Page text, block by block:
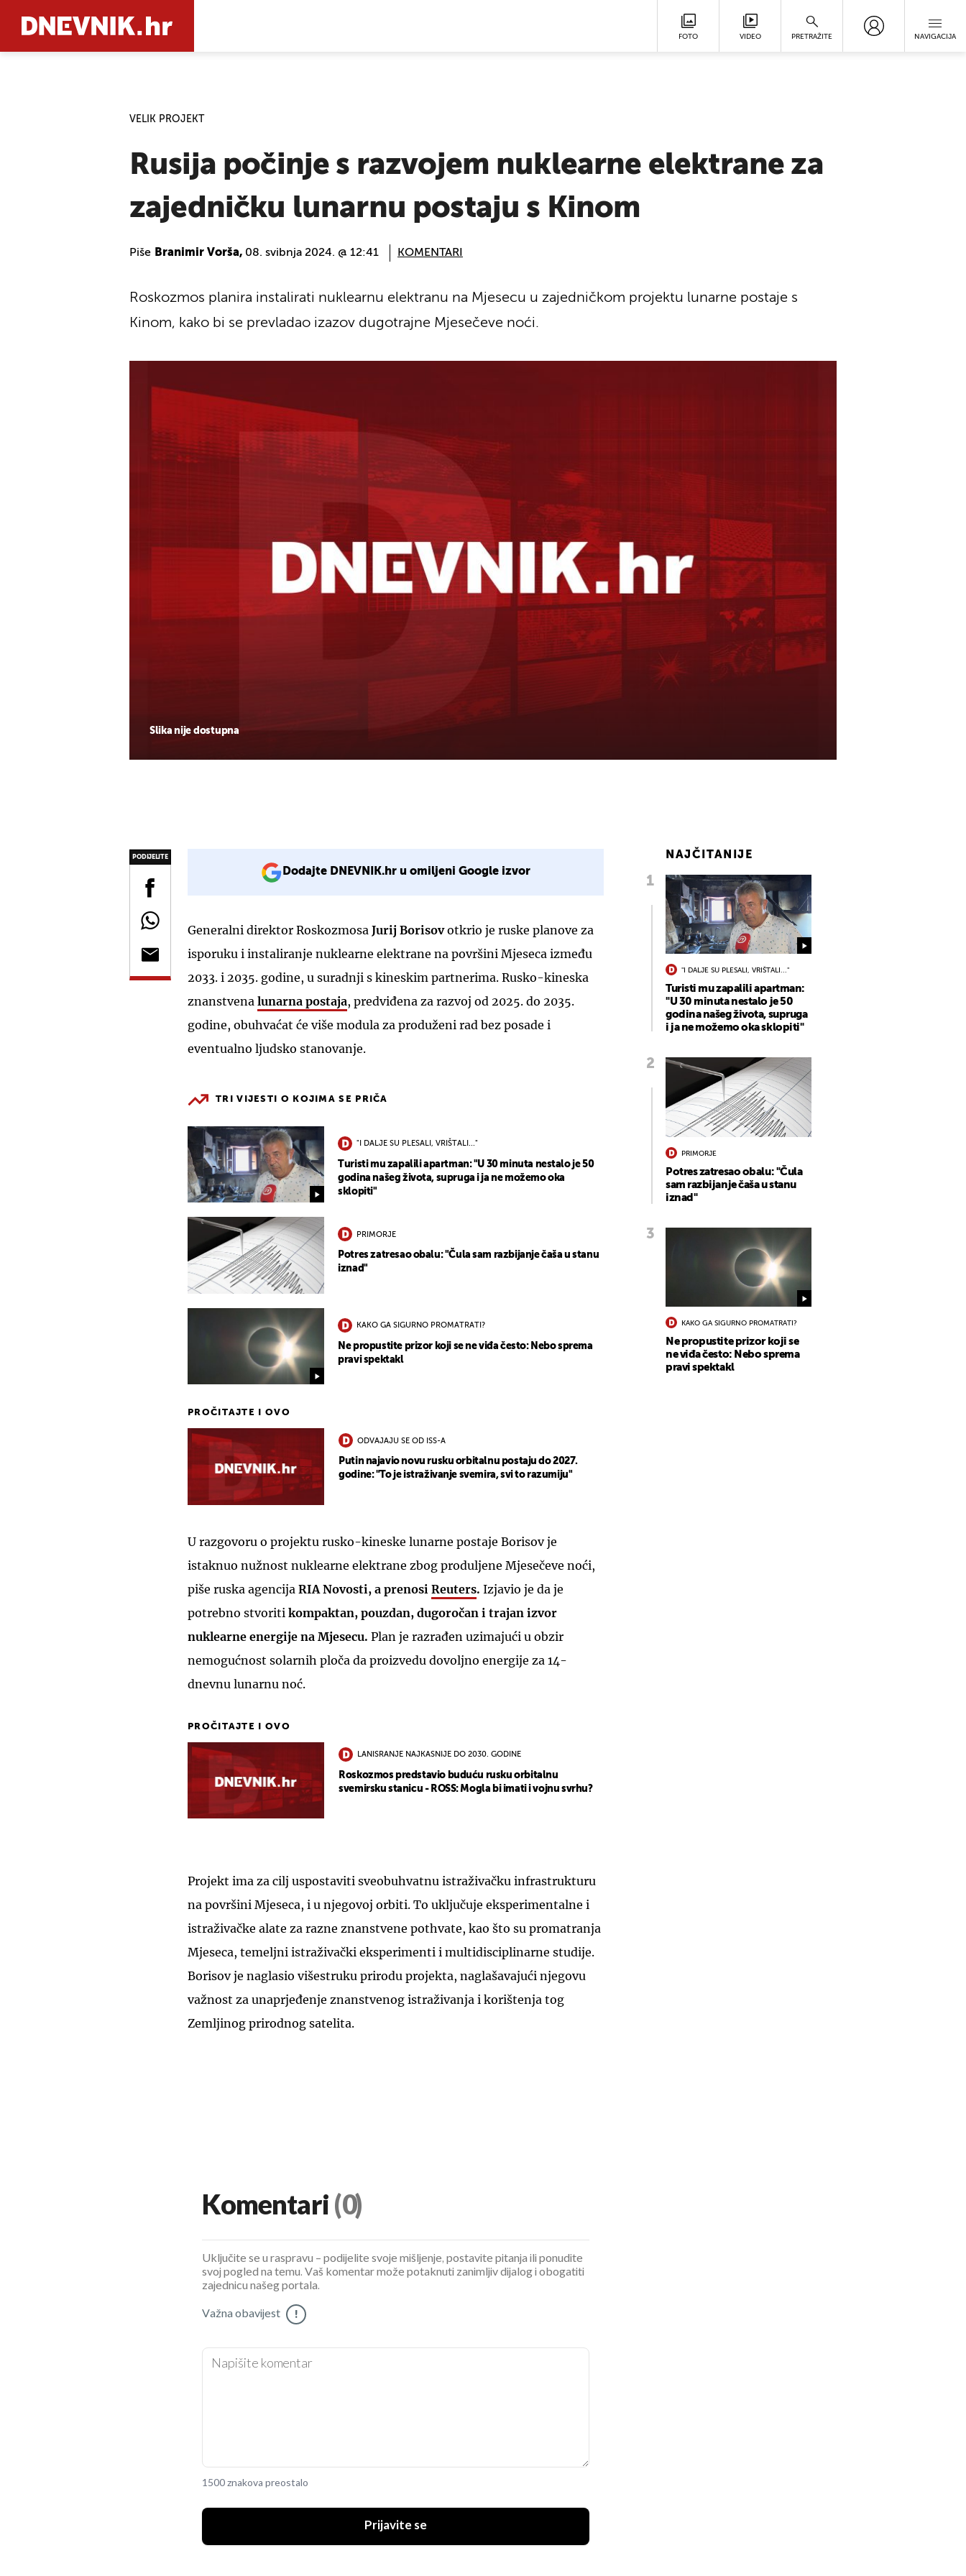
FOTO VIDEO PRETRAŽITE NAVIGACIJA
VELIK PROJEKT
Rusija počinje s razvojem nuklearne elektrane za
zajedničku lunarnu postaju s Kinom
Piše Branimir Vorša, 08. svibnja 2024. @ 12:41 KOMENTARI
Slika nije dostupna
Roskozmos planira instalirati nuklearnu elektranu na Mjesecu u zajedničkom projektu lunarne postaje s
Kinom, kako bi se prevladao izazov dugotrajne Mjesečeve noći.
PODIJELITE
Dodajte DNEVNIK.hr u omiljeni Google izvor
Generalni direktor Roskozmosa Jurij Borisovotkrio je ruske planove za
isporuku i instaliranje nuklearne elektrane na površini Mjeseca između
2033. i 2035. godine, u suradnji s kineskim partnerima. Rusko-kineska
znanstvena lunarna postaja, predviđena za razvoj od 2025. do 2035.
godine, obuhvaćat će više modula za produženi rad bez posade i
eventualno ljudsko stanovanje.
TRI VIJESTI O KOJIMA SE PRIČA
"I DALJE SU PLESALI, VRIŠTALI..."
Turisti mu zapalili apartman: "U 30 minuta nestalo je 50
godina našeg života, supruga i ja ne možemo oka
sklopiti"
PRIMORJE
Potres zatresao obalu: "Čula sam razbijanje čaša u stanu
iznad"
KAKO GA SIGURNO PROMATRATI?
Ne propustite prizor koji se ne viđa često: Nebo sprema
pravi spektakl
PROČITAJTE I OVO
ODVAJAJU SE OD ISS-A
Putin najavio novu rusku orbitalnu postaju do 2027.
godine: "To je istraživanje svemira, svi to razumiju"
U razgovoru o projektu rusko-kineske lunarne postaje Borisov je
istaknuo nužnost nuklearne elektrane zbog produljene Mjesečeve noći,
piše ruska agencija RIA Novosti, a prenosi Reuters. Izjavio je da je
potrebno stvoriti kompaktan, pouzdan, dugoročan i trajan izvor
nuklearne energije na Mjesecu. Plan je razrađen uzimajući u obzir
nemogućnost solarnih ploča da proizvedu dovoljno energije za 14-
dnevnu lunarnu noć.
PROČITAJTE I OVO
LANISRANJE NAJKASNIJE DO 2030. GODINE
Roskozmos predstavio buduću rusku orbitalnu
svemirsku stanicu - ROSS: Mogla bi imati i vojnu svrhu?
Projekt ima za cilj uspostaviti sveobuhvatnu istraživačku infrastrukturu
na površini Mjeseca, i u njegovoj orbiti. To uključuje eksperimentalne i
istraživačke alate za razne znanstvene pothvate, kao što su promatranja
Mjeseca, temeljni istraživački eksperimenti i multidisciplinarne studije.
Borisov je naglasio višestruku prirodu projekta, naglašavajući njegovu
važnost za unaprjeđenje znanstvenog istraživanja i korištenja tog
Zemljinog prirodnog satelita.
NAJČITANIJE
"I DALJE SU PLESALI, VRIŠTALI..."
Turisti mu zapalili apartman:
"U 30 minuta nestalo je 50
godina našeg života, supruga
i ja ne možemo oka sklopiti"
PRIMORJE
Potres zatresao obalu: "Čula
sam razbijanje čaša u stanu
iznad"
KAKO GA SIGURNO PROMATRATI?
Ne propustite prizor koji se
ne viđa često: Nebo sprema
pravi spektakl
Komentari (0)
Uključite se u raspravu – podijelite svoje mišljenje, postavite pitanja ili ponudite
svoj pogled na temu. Vaš komentar može potaknuti zanimljiv dijalog i obogatiti
zajednicu našeg portala.
Važna obavijest !
1500 znakova preostalo
Prijavite se